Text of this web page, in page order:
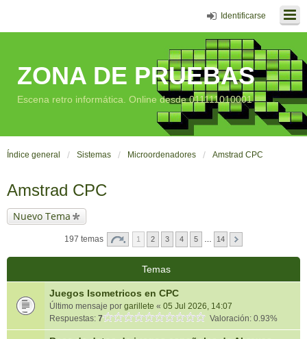
Identificarse
ZONA DE PRUEBAS
Escena retro informática. Online desde 011111010001
Índice general Sistemas Microordenadores Amstrad CPC
Amstrad CPC
Nuevo Tema
197 temas 1 2 3 4 5 14
Temas
Juegos Isometricos en CPC
Último mensaje por garillete « 05 Jul 2026, 14:07
Respuestas: 7 Valoración: 0.93%